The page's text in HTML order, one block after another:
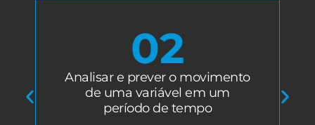
02
Analisar e prever o movimento
de uma variável em um
período de tempo